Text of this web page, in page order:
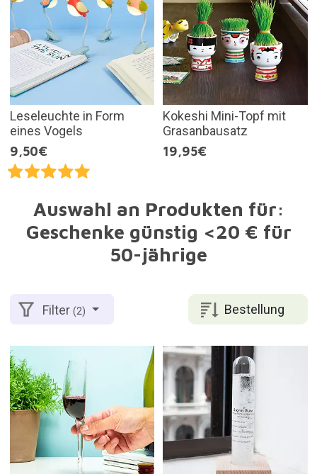
Leseleuchte in Form
eines Vogels
9,50€
Kokeshi Mini-Topf mit
Grasanbausatz
19,95€
Auswahl an Produkten für:
Geschenke günstig <20 € für
50-jährige
Bestellung
Filter(2)